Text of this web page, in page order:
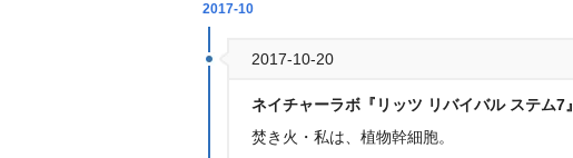
2017-10
2017-10-20
ネイチャーラボ『リッツ リバイバル ステム7』
焚き火・私は、植物幹細胞。